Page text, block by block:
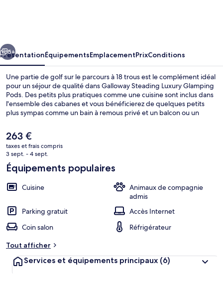
Pods
Suivant
5+
PrésentationÉquipementsEmplacementPrixConditions
Une partie de golf sur le parcours à 18 trous est le complément idéal
pour un séjour de qualité dans Galloway Steading Luxury Glamping
Pods. Des petits plus pratiques comme une cuisine sont inclus dans
l'ensemble des cabanes et vous bénéficierez de quelques petits
plus sympas comme un bain à remous privé et un balcon ou un
Le
prix
actuel
est
de
263 €
taxes et frais compris
3 sept. - 4 sept.
Équipements populaires
Cuisine
Animaux de compagnie
admis
Parking gratuit
Accès Internet
Coin salon
Réfrigérateur
Tout afficher
Services et équipements principaux (6)